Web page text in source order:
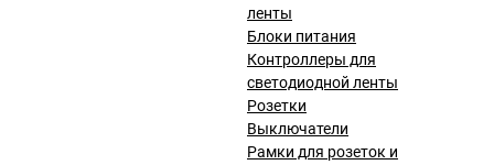
ленты
Блоки питания
Контроллеры для
светодиодной ленты
Розетки
Выключатели
Рамки для розеток и